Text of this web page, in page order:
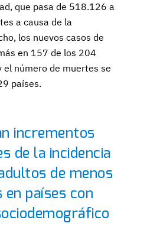
que pasa de 518.126 a
a causa de la
los nuevos casos de
en 157 de los 204
el número de muertes se
países.
incrementos
de la incidencia
de menos
en países con